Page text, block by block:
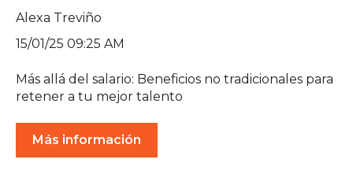
Alexa Treviño
15/01/25 09:25 AM
Más allá del salario: Beneficios no tradicionales para
retener a tu mejor talento
Más información